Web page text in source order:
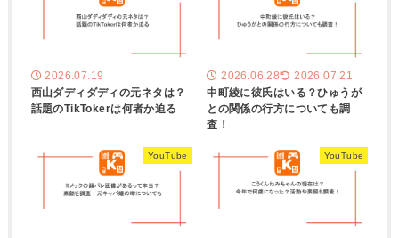
2026.07.19
西山ダディダディの元ネタは？
話題のTikTokerは何者か迫る
2026.06.28 2026.07.21
中町綾に彼氏はいる？ひゅうが
との関係の行方についても調
査！
YouTube YouTube